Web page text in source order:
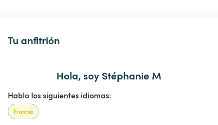
Tu anfitrión
Hola, soy Stéphanie M
Hablo los siguientes idiomas:
Francés